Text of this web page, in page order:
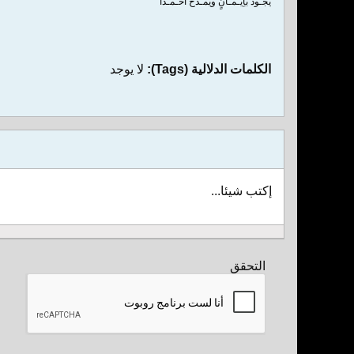
الكلمات الدلالية (Tags): لا يوجد
إكتب شيئا...
التحقق